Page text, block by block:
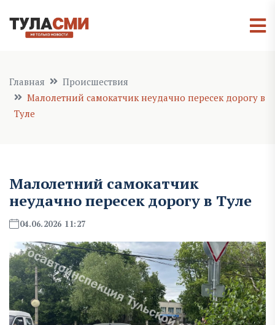
Главная
Происшествия
Малолетний самокатчик неудачно пересек дорогу в
Туле
Малолетний самокатчик
неудачно пересек дорогу в Туле
04.06.2026 11:27